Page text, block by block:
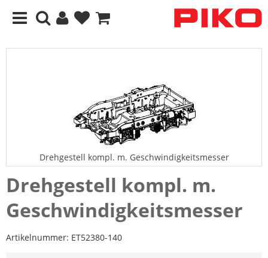
Drehgestell kompl. m. Geschwindigkeitsmesser
Drehgestell kompl. m.
Geschwindigkeitsmesser
Artikelnummer: ET52380-140